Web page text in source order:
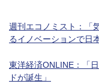
週刊エコノミスト：「
るイノベーションで日
東洋経済ONLINE：「
ドが誕生」